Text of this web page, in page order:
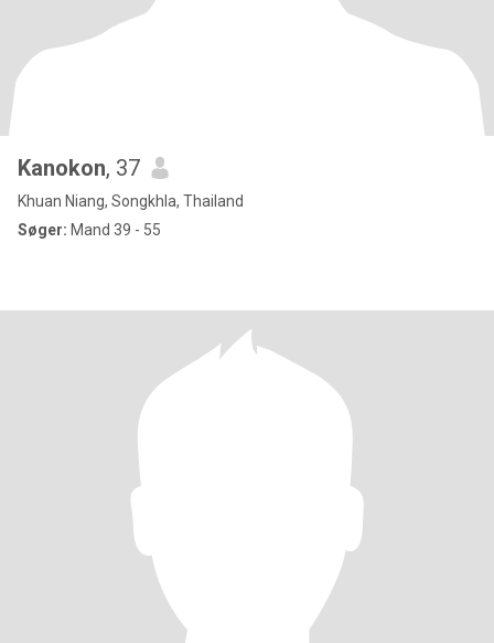
Kanokon, 37
Khuan Niang, Songkhla, Thailand
Søger: Mand 39 - 55